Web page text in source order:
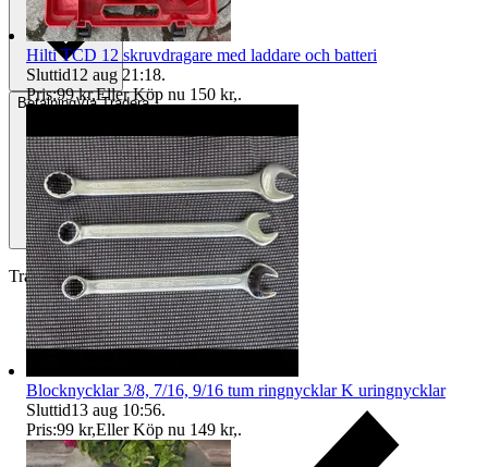
BetalningVia Tradera
Traderas köparskydd
Hilti TCD 12 skruvdragare med laddare och batteri
Sluttid12 aug 21:18.
Pris:99 kr,Eller Köp nu 150 kr,.
Blocknycklar 3/8, 7/16, 9/16 tum ringnycklar K uringnycklar
Sluttid13 aug 10:56.
Pris:99 kr,Eller Köp nu 149 kr,.